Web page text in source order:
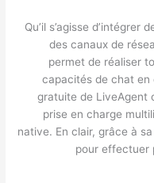
Qu’il s’agisse d’intégrer
des canaux de
permet de réaliser
capacités de chat en
gratuite de LiveAgent
prise en charge
native. En clair, grâce à
pour effectuer